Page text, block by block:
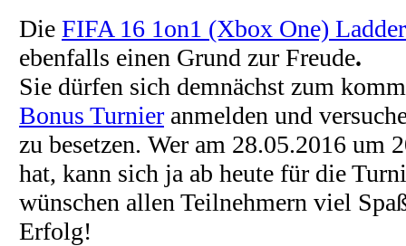
Die FIFA 16 1on1 (Xbox One) Ladder
ebenfalls einen Grund zur Freude.
Sie dürfen sich demnächst zum
Bonus Turnier anmelden und
zu besetzen. Wer am 28.05.2016 um
hat, kann sich ja ab heute für die
wünschen allen Teilnehmern viel
Erfolg!